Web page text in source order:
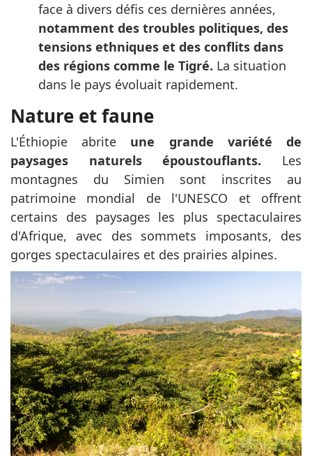
face à divers défis ces dernières années,
notamment des troubles politiques, des
tensions ethniques et des conflits dans
des régions comme le Tigré. La situation
dans le pays évoluait rapidement.
Nature et faune
L'Éthiopie abrite une grande variété de
paysages naturels époustouflants. Les
montagnes du Simien sont inscrites au
patrimoine mondial de l'UNESCO et offrent
certains des paysages les plus spectaculaires
d'Afrique, avec des sommets imposants, des
gorges spectaculaires et des prairies alpines.